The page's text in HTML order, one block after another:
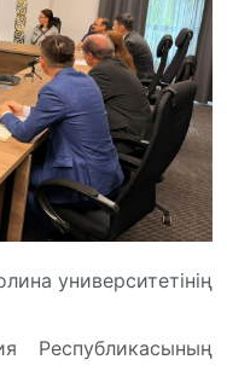
университетінің
Республикасының